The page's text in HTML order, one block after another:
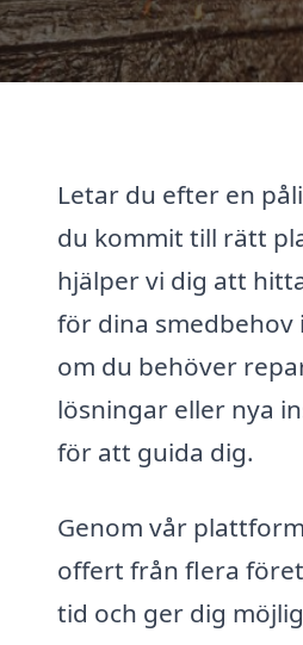
Letar du efter en
du kommit till rätt
hjälper vi dig att
för dina
om du behöver
lösningar eller nya
för att guida dig.
Genom vår
offert från flera
tid och ger dig